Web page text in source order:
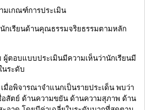
มเกณฑ์การประเมิน
เรียนด้านคุณธรรมจริยธรรมตามหลัก
ผู้ตอบแบบประเมินมีความเห็นว่านักเรียนมี
นระดับ
มื่อพิจารณาจำแนกเป็นรายประเด็น พบว่า
สัตย์ ด้านความขยัน ด้านความสุภาพ ด้าน